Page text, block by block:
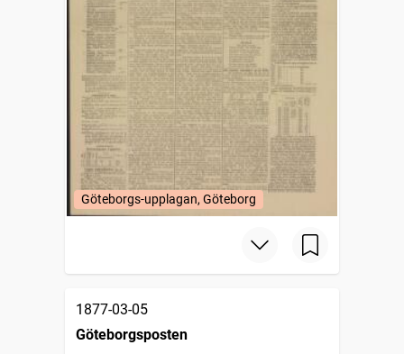
Göteborgs-upplagan, Göteborg
1877-03-05
Göteborgsposten